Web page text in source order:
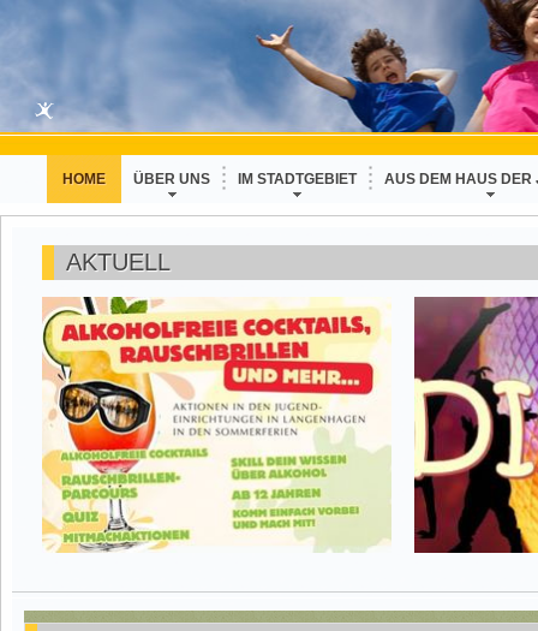
HOME ÜBER UNS IM STADTGEBIET AUS DEM HAUS DER
AKTUELL